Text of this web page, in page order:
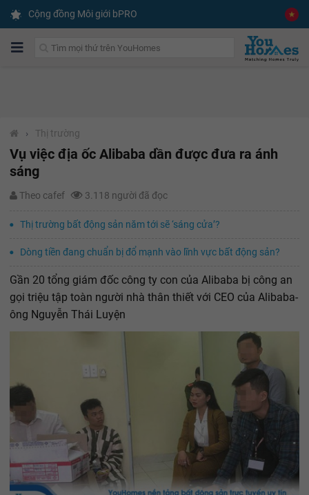
Cộng đồng Môi giới bPRO
› Thị trường
Vụ việc địa ốc Alibaba dần được đưa ra ánh
sáng
Theo cafef 3.118 người đã đọc
Thị trường bất động sản năm tới sẽ ‘sáng cửa’?
Dòng tiền đang chuẩn bị đổ mạnh vào lĩnh vực bất động sản?
Gần 20 tổng giám đốc công ty con của Alibaba bị công an
gọi triệu tập toàn người nhà thân thiết với CEO của Alibaba-
ông Nguyễn Thái Luyện